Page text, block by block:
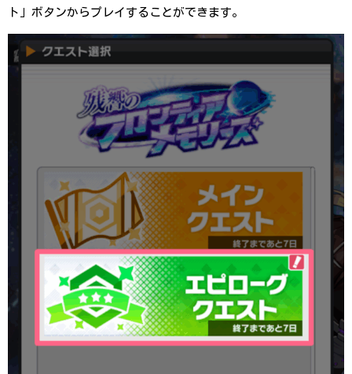
ト」ボタンからプレイすることができます。